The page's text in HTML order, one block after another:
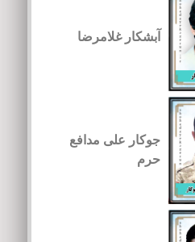
آبشکار غلامرضا
جوکار علی مدافع
حرم